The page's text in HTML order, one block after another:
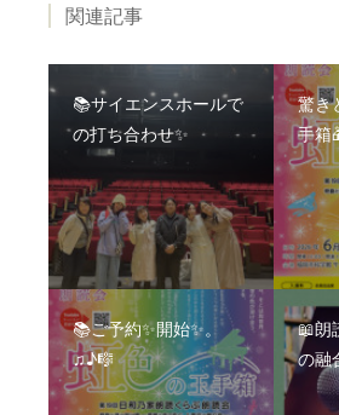
関連記事
📚サイエンスホールで
の打ち合わせ✨
驚き
手箱
📚ご予約✨開始✨。
♫♪🎼
📖朗
の融